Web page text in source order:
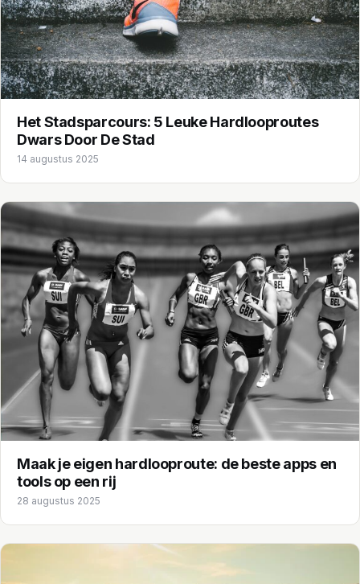
Het Stadsparcours: 5 Leuke Hardlooproutes
Dwars Door De Stad
14 augustus 2025
Maak je eigen hardlooproute: de beste apps en
tools op een rij
28 augustus 2025